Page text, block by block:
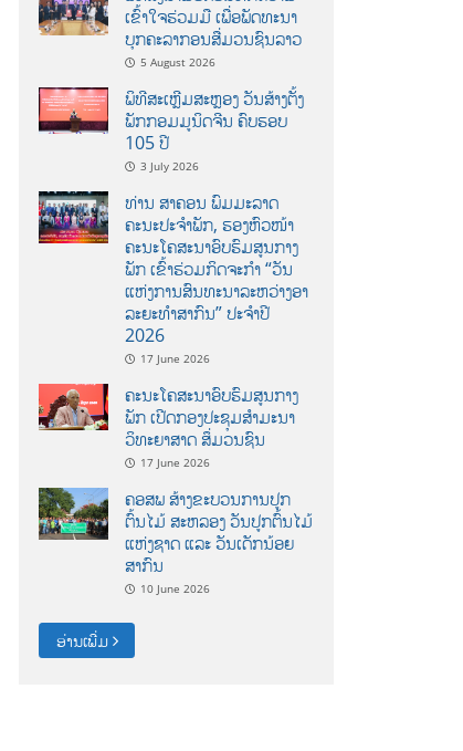
ເຂົ້າໃຈຮ່ວມມື ເພື່ອພັດທະນາ
ບຸກຄະລາກອນສື່ມວນຊົນລາວ
5 August 2026
ພິທີສະເຫຼີມສະຫຼອງ ວັນສ້າງຕັ້ງ
ພັກກອມມູນິດຈີນ ຄົບຮອບ
105 ປີ
3 July 2026
ທ່ານ ສາຄອນ ພົມມະລາດ
ຄະນະປະຈໍາພັກ, ຮອງຫົວໜ້າ
ຄະນະໂຄສະນາອົບຮົມສູນກາງ
ພັກ ເຂົ້າຮ່ວມກິດຈະກຳ “ວັນ
ແຫ່ງການສົນທະນາລະຫວ່າງອາ
ລະຍະທຳສາກົນ” ປະຈຳປີ
2026
17 June 2026
ຄະນະໂຄສະນາອົບຮົມສູນກາງ
ພັກ ເປີດກອງປະຊຸມສຳມະນາ
ວິທະຍາສາດ ສຶ່ມວນຊົນ
17 June 2026
ຄອສພ ສ້າງຂະບວນການປູກ
ຕົ້ນໄມ້ ສະຫລອງ ວັນປູກຕົ້ນໄມ້
ແຫ່ງຊາດ ແລະ ວັນເດັກນ້ອຍ
ສາກົນ
10 June 2026
ອ່ານເພີ່ມ